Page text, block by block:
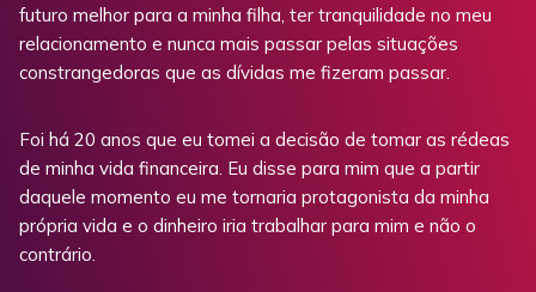
futuro melhor para a minha filha, ter tranquilidade no meu
relacionamento e nunca mais passar pelas situações
constrangedoras que as dívidas me fizeram passar.
Foi há 20 anos que eu tomei a decisão de tomar as rédeas
de minha vida financeira. Eu disse para mim que a partir
daquele momento eu me tornaria protagonista da minha
própria vida e o dinheiro iria trabalhar para mim e não o
contrário.